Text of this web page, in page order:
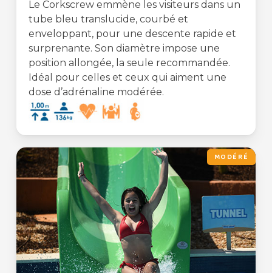
Le Corkscrew emmène les visiteurs dans un
tube bleu translucide, courbé et
enveloppant, pour une descente rapide et
surprenante. Son diamètre impose une
position allongée, la seule recommandée.
Idéal pour celles et ceux qui aiment une
dose d’adrénaline modérée.
MODÉRÉ